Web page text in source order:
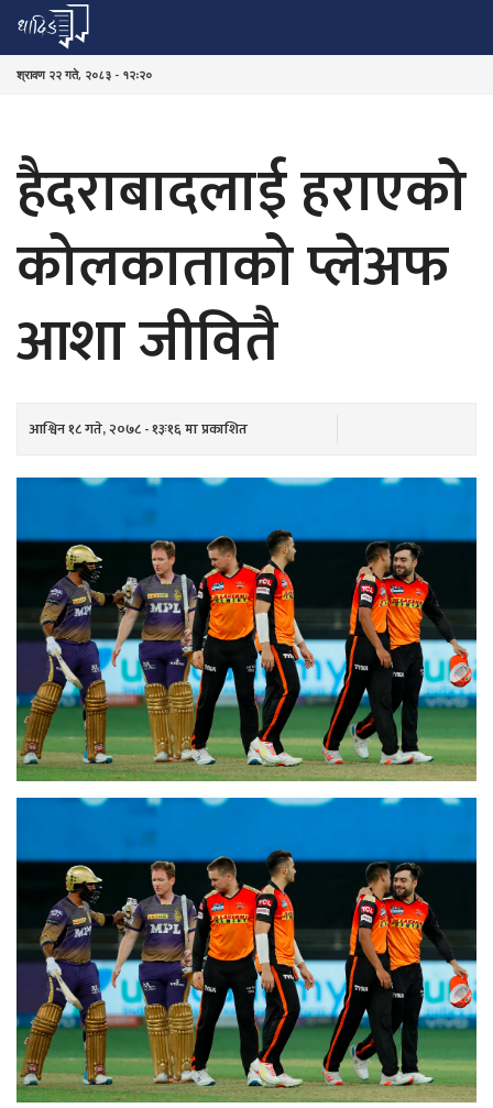
श्रावण २२ गते, २०८३ - १२ः२०
हैदराबादलाई हराएको
कोलकाताको प्लेअफ
आशा जीवितै
आश्विन १८ गते, २०७८ - १३ः१६ मा प्रकाशित